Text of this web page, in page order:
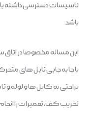
تاسیسات دسترسی داشته
باشد.
این مساله مخصوصا در اتاق
با جا به جایی تایل های
براحتی به کابل ها و لوله و
تخریب کف، تعمیرات را انجام